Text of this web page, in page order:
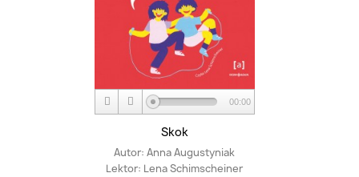
00:00
Skok
Autor: Anna Augustyniak
Lektor: Lena Schimscheiner